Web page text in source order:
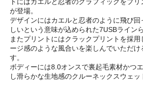
が登場。
デザインにはカエルと忍者のように飛び
しいという意味が込められた7USBライン
またプリントにはクラックプリントを採
ージ感のような風合いを楽しんでいただけ
す。
ボディーには8.0オンスで裏起毛素材かつ
し滑らかな生地感のクルーネックスウェッ